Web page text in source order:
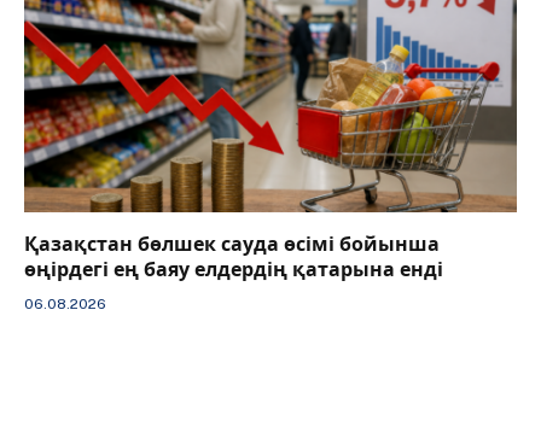
Қазақстан бөлшек сауда өсімі бойынша
өңірдегі ең баяу елдердің қатарына енді
06.08.2026